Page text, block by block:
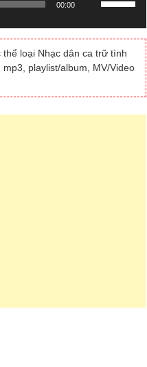
00:00
phím
mũi
tên
Lên/Xuống
để
tăng
thể loại Nhạc dân ca trữ tình
playlist/album, MV/Video